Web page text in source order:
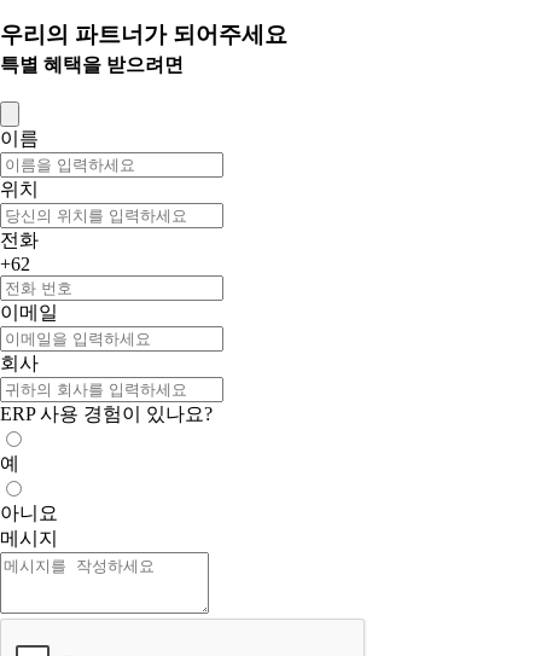
우리의 파트너가 되어주세요
특별 혜택을 받으려면
이름
위치
전화
+62
이메일
회사
ERP 사용 경험이 있나요?
예
아니요
메시지